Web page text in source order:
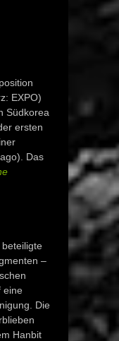
EXPO)
Südkorea
ersten
Das
–
eine
Die
Hanbit